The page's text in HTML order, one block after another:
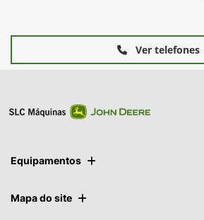
Ver telefones
Equipamentos
Mapa do site